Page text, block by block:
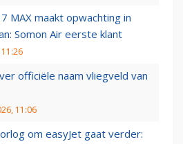
MAX maakt opwachting in
Somon Air eerste klant
officiële naam vliegveld van
11:06
om easyJet gaat verder: